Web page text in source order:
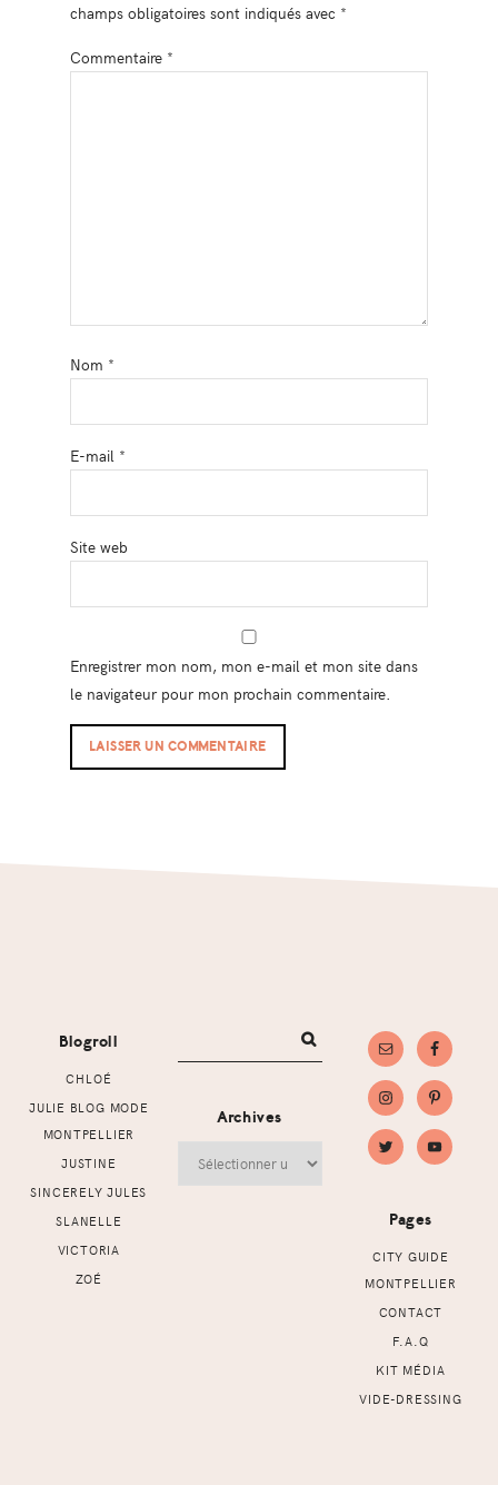
champs obligatoires sont indiqués avec *
Commentaire *
Nom *
E-mail *
Site web
Enregistrer mon nom, mon e-mail et mon site dans
le navigateur pour mon prochain commentaire.
Blogroll
CHLOÉ
JULIE BLOG MODE
MONTPELLIER
JUSTINE
SINCERELY JULES
SLANELLE
VICTORIA
ZOÉ
Archives
Pages
CITY GUIDE
MONTPELLIER
CONTACT
F.A.Q
KIT MÉDIA
VIDE-DRESSING